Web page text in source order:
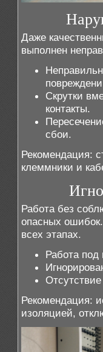
Даже
выполнен
Скрутки
контакты.
сбои.
Рекомендация:
клеммники и
Работа без
опасных
всех этапах.
Работа
Рекомендация:
изоляцией,